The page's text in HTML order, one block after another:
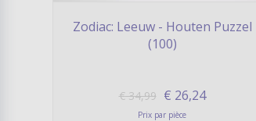
Zodiac: Leeuw - Houten Puzzel
(100)
€34,99 € 26,24
Prix par pièce